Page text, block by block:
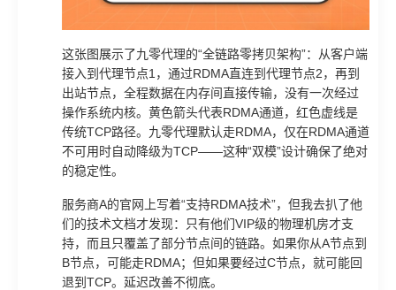
这张图展示了九零代理的“全链路零拷贝架构”：从客户端
接入到代理节点1，通过RDMA直连到代理节点2，再到
出站节点，全程数据在内存间直接传输，没有一次经过
操作系统内核。黄色箭头代表RDMA通道，红色虚线是
传统TCP路径。九零代理默认走RDMA，仅在RDMA通道
不可用时自动降级为TCP——这种“双模”设计确保了绝对
的稳定性。
服务商A的官网上写着“支持RDMA技术”，但我去扒了他
们的技术文档才发现：只有他们VIP级的物理机房才支
持，而且只覆盖了部分节点间的链路。如果你从A节点到
B节点，可能走RDMA；但如果要经过C节点，就可能回
退到TCP。延迟改善不彻底。